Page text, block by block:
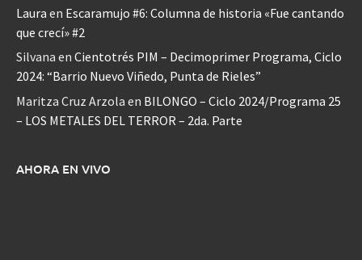
Laura en Escaramujo #6: Columna de historia «Fue cantando
que crecí» #2
Silvana en Cientotrés PIM – Decimoprimer Programa, Ciclo
2024: “Barrio Nuevo Viñedo, Punta de Rieles”
Maritza Cruz Arzola en BILONGO – Ciclo 2024/Programa 25
– LOS METALES DEL TERROR – 2da. Parte
AHORA EN VIVO